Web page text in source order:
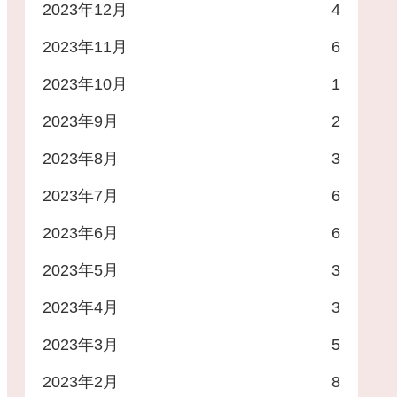
2023年12月 4
2023年11月 6
2023年10月 1
2023年9月 2
2023年8月 3
2023年7月 6
2023年6月 6
2023年5月 3
2023年4月 3
2023年3月 5
2023年2月 8